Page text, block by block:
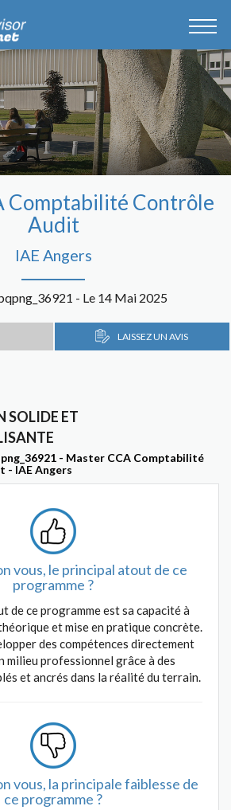
Comptabilité Contrôle
Audit
IAE Angers
- Le 14 Mai 2025
LAISSEZ UN AVIS
SOLIDE ET
- Master CCA Comptabilité
- IAE Angers
vous, le principal atout de ce
programme ?
de ce programme est sa capacité à
et mise en pratique concrète.
des compétences directement
milieu professionnel grâce à des
et ancrés dans la réalité du terrain.
vous, la principale faiblesse de
ce programme ?